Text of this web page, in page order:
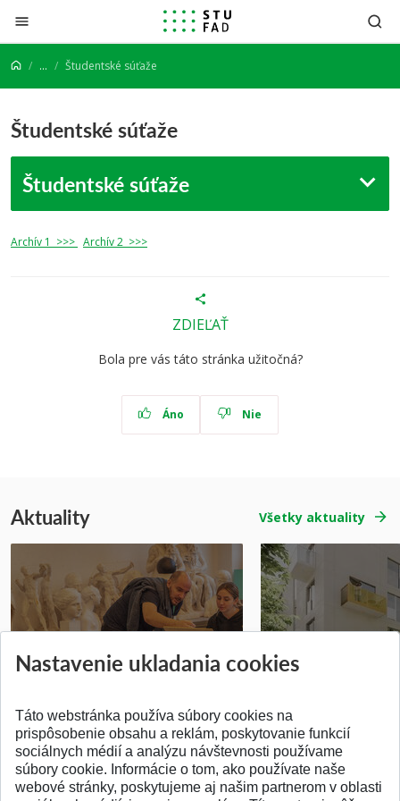
Prejsť na obsah
... Študentské súťaže
Študentské súťaže
Študentské súťaže
Archív 1 >>> Archív 2 >>>
ZDIEĽAŤ
Bola pre vás táto stránka užitočná?
Áno Nie
Aktuality Všetky aktuality
Pridané 14.07.2026 Pridané 03.07.2026
SPÄŤ NA VRCH
Nastavenie ukladania cookies
Táto webstránka používa súbory cookies na
prispôsobenie obsahu a reklám, poskytovanie funkcií
sociálnych médií a analýzu návštevnosti používame
súbory cookie. Informácie o tom, ako používate naše
webové stránky, poskytujeme aj našim partnerom v oblasti